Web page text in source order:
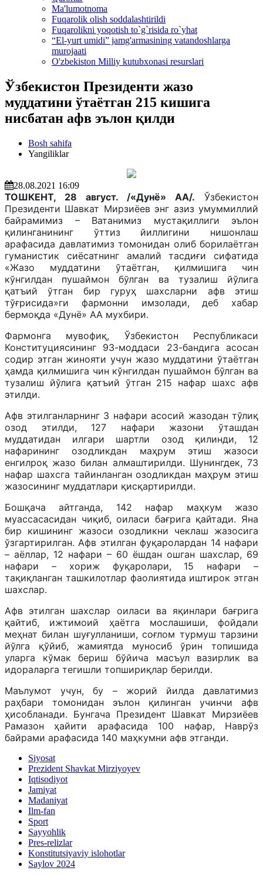
Ma'lumotnoma
Fuqarolik olish soddalashtirildi
Fuqarolikni yoqotish to`g`risida ro`yhat
“El-yurt umidi” jamg'armasining vatandoshlarga
murojaati
O'zbekiston Milliy kutubxonasi resurslari
Ўзбекистон Президенти жазо
муддатини ўтаётган 215 кишига
нисбатан афв эълон қилди
Bosh sahifa
Yangiliklar
28.08.2021 16:09
ТОШКЕНТ, 28 август. /«Дунё» АА/. Ўзбекистон
Президенти Шавкат Мирзиёев энг азиз умуммиллий
байрамимиз – Ватанимиз мустақиллиги эълон
қилинганининг ўттиз йиллигини нишонлаш
арафасида давлатимиз томонидан олиб борилаётган
гуманистик сиёсатнинг амалий тасдиғи сифатида
«Жазо муддатини ўтаётган, қилмишига чин
кўнгилдан пушаймон бўлган ва тузалиш йўлига
қатъий ўтган бир гуруҳ шахсларни афв этиш
тўғрисида»ги фармонни имзолади, деб хабар
бермоқда «Дунё» АА мухбири.
Фармонга мувофиқ, Ўзбекистон Республикаси
Конституциясининг 93-моддаси 23-бандига асосан
содир этган жинояти учун жазо муддатини ўтаётган
ҳамда қилмишига чин кўнгилдан пушаймон бўлган ва
тузалиш йўлига қатъий ўтган 215 нафар шахс афв
этилди.
Афв этилганларнинг 3 нафари асосий жазодан тўлиқ
озод этилди, 127 нафари жазони ўташдан
муддатидан илгари шартли озод қилинди, 12
нафарининг озодликдан маҳрум этиш жазоси
енгилроқ жазо билан алмаштирилди. Шунингдек, 73
нафар шахсга тайинланган озодликдан маҳрум этиш
жазосининг муддатлари қисқартирилди.
Бошқача айтганда, 142 нафар маҳкум жазо
муассасасидан чиқиб, оиласи бағрига қайтади. Яна
бир кишининг жазоси озодликни чеклаш жазосига
ўзгартирилган. Афв этилган фуқаролардан 14 нафари
– аёллар, 12 нафари – 60 ёшдан ошган шахслар, 69
нафари – хориж фуқаролари, 15 нафари –
тақиқланган ташкилотлар фаолиятида иштирок этган
шахслар.
Афв этилган шахслар оиласи ва яқинлари бағрига
қайтиб, ижтимоий ҳаётга мослашиши, фойдали
меҳнат билан шуғулланиши, соғлом турмуш тарзини
йўлга қўйиб, жамиятда муносиб ўрин топишида
уларга кўмак бериш бўйича масъул вазирлик ва
идораларга тегишли топшириқлар берилди.
Маълумот учун, бу – жорий йилда давлатимиз
раҳбари томонидан эълон қилинган учинчи афв
ҳисобланади. Бунгача Президент Шавкат Мирзиёев
Рамазон ҳайити арафасида 100 нафар, Наврўз
байрами арафасида 140 маҳкумни афв этганди.
Siyosat
Prezident Shavkat Mirziyoyev
Iqtisodiyot
Jamiyat
Madaniyat
Ilm-fan
Sport
Sayyohlik
Pres-relizlar
Konstitutsiyaviy islohotlar
Saylov 2024